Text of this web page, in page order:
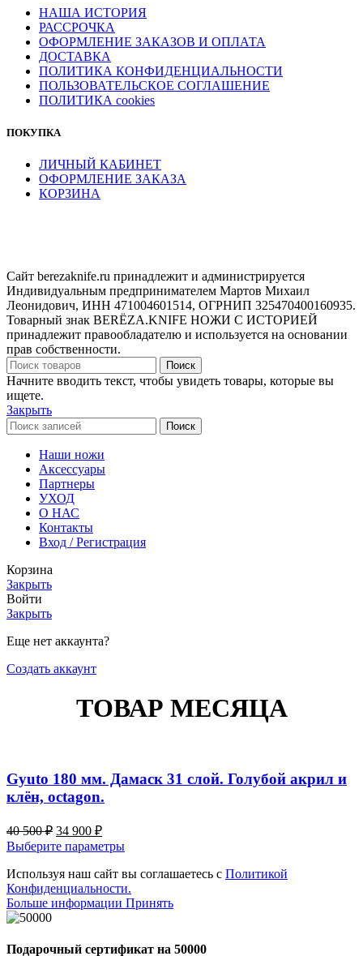
НАША ИСТОРИЯ
РАССРОЧКА
ОФОРМЛЕНИЕ ЗАКАЗОВ И ОПЛАТА
ДОСТАВКА
ПОЛИТИКА КОНФИДЕНЦИАЛЬНОСТИ
ПОЛЬЗОВАТЕЛЬСКОЕ СОГЛАШЕНИЕ
ПОЛИТИКА cookies
ПОКУПКА
ЛИЧНЫЙ КАБИНЕТ
ОФОРМЛЕНИЕ ЗАКАЗА
КОРЗИНА
Сайт berezaknife.ru принадлежит и администрируется
Индивидуальным предпринимателем Мартов Михаил
Леонидович, ИНН 471004601514, ОГРНИП 325470400160935.
Товарный знак BERËZA.KNIFE НОЖИ С ИСТОРИЕЙ
принадлежит правообладателю и используется на основании
прав собственности.
Поиск
Начните вводить текст, чтобы увидеть товары, которые вы
ищете.
Закрыть
Поиск
Наши ножи
Аксессуары
Партнеры
УХОД
О НАС
Контакты
Вход / Регистрация
Корзина
Закрыть
Войти
Закрыть
Еще нет аккаунта?
Создать аккаунт
ТОВАР МЕСЯЦА
Gyuto 180 мм. Дамаск 31 слой. Голубой акрил и
клён, octagon.
40 500₽ Первоначальная
цена
составляла
40
500 ₽.
34 900 ₽Текущая
цена:
34
900 ₽.
Выберите параметрыЭтот
имеет
несколько
вариаций.
выбрать
Используя наш сайт вы соглашаетесь с Политикой
Конфиденциальности.
Больше информации Больше
Принять
Подарочный сертификат на 50000